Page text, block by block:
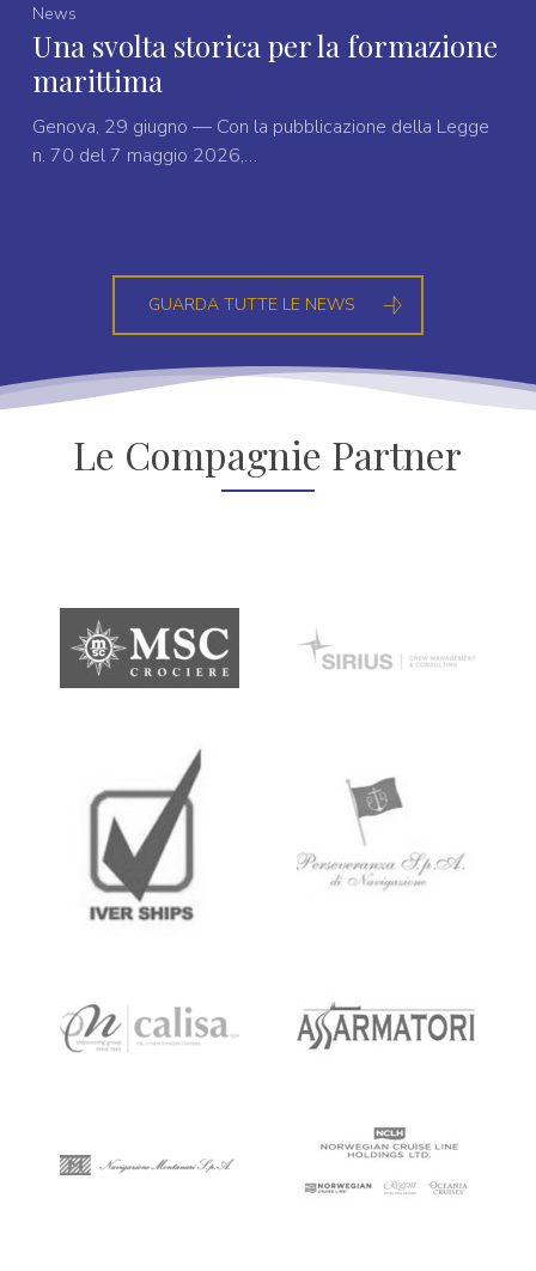
News
Una svolta storica per la formazione
marittima
Genova, 29 giugno — Con la pubblicazione della Legge
n. 70 del 7 maggio 2026,…
GUARDA TUTTE LE NEWS
Le Compagnie Partner